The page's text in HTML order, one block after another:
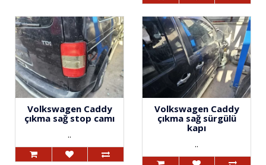
Volkswagen Caddy
çıkma sağ stop camı
..
Volkswagen Caddy
çıkma sağ sürgülü
kapı
..